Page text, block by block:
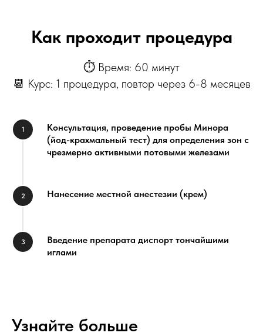
Как проходит процедура
⏱ Время: 60 минут
📆 Курс: 1 процедура, повтор через 6-8 месяцев
Консультация, проведение пробы Минора
(йод-крахмальный тест) для определения зон с
чрезмерно активными потовыми железами
Нанесение местной анестезии (крем)
Введение препарата диспорт тончайшими
иглами
Узнайте больше